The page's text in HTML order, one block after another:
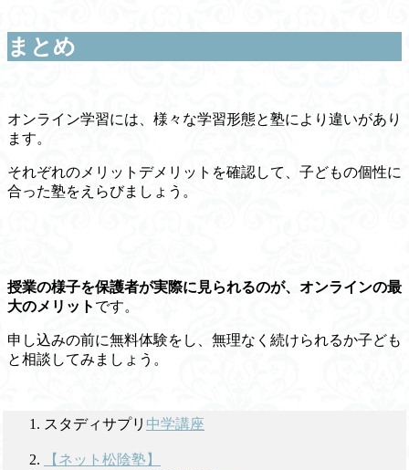
まとめ
オンライン学習には、様々な学習形態と塾により違いがあり
ます。
それぞれのメリットデメリットを確認して、子どもの個性に
合った塾をえらびましょう。
授業の様子を保護者が実際に見られるのが、オンラインの最
大のメリット です。
申し込みの前に無料体験をし、無理なく続けられるか子ども
と相談 してみましょう。
スタディサプリ 中学講座
【ネット松陰塾】